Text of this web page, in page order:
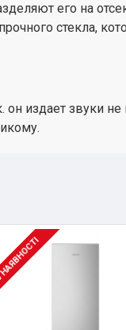
его на
стекла,
он издает